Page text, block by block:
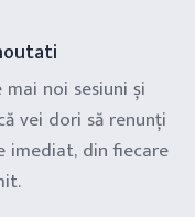
noi sesiuni și
vei dori să renunți
imediat, din fiecare